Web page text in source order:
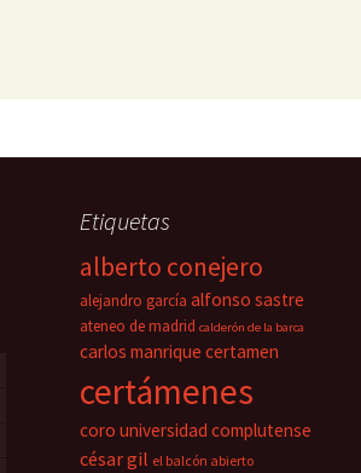
Etiquetas
alberto conejero
alejandro garcía alfonso sastre
ateneo de madrid calderón de la barca
carlos manrique certamen
certámenes
coro universidad complutense
césar gil el balcón abierto